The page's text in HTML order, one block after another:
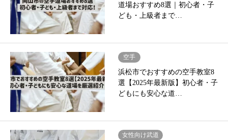
道場おすすめ8選｜初心者・子
ども・上級者まで…
空手
浜松市でおすすめの空手教室8
選【2025年最新版】初心者・子
どもにも安心な道…
女性向け武道